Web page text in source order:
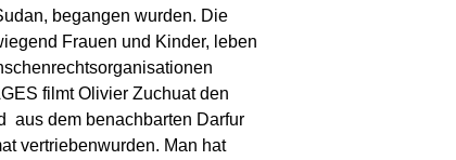
begangen wurden. Die
Frauen und Kinder, leben
filmt Olivier Zuchuat den
aus dem benachbarten Darfur
vertriebenwurden. Man hat